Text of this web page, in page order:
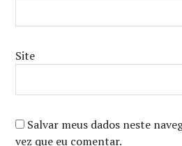
Site
Salvar meus dados neste
vez que eu comentar.